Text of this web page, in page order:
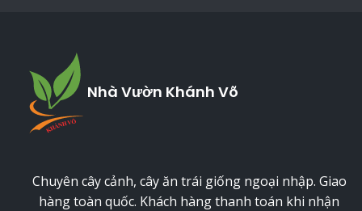
Nhà Vườn Khánh Võ
Chuyên cây cảnh, cây ăn trái giống ngoại nhập. Giao
hàng toàn quốc. Khách hàng thanh toán khi nhận